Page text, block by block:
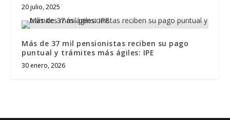
20 julio, 2025
Más de 37 mil pensionistas reciben su pago
puntual y trámites más ágiles: IPE
30 enero, 2026